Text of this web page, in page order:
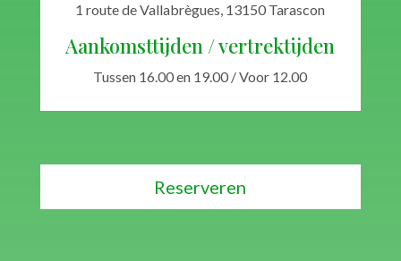
1 route de Vallabrègues, 13150 Tarascon
Aankomsttijden / vertrektijden
Tussen 16.00 en 19.00 / Voor 12.00
Reserveren